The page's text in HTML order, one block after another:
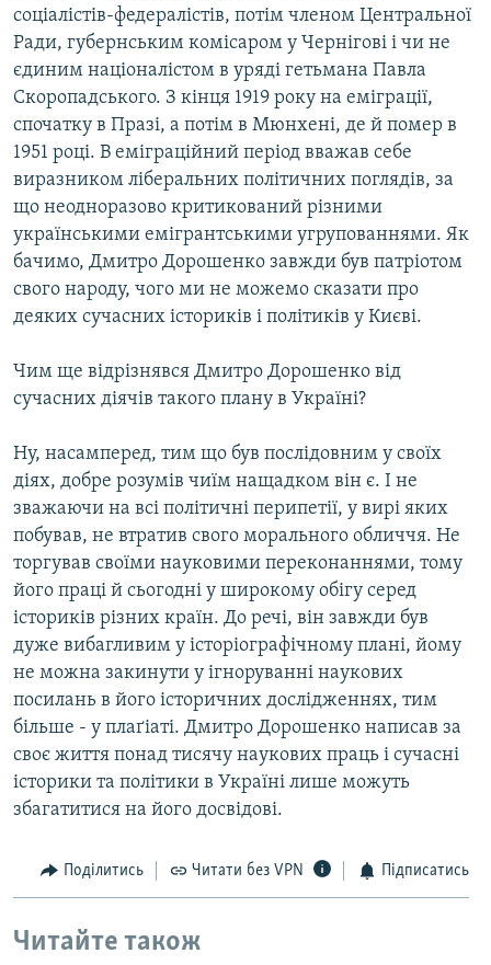
соціалістів-федералістів, потім членом Центральної
Ради, губернським комісаром у Чернігові і чи не
єдиним націоналістом в уряді гетьмана Павла
Скоропадського. З кінця 1919 року на еміграції,
спочатку в Празі, а потім в Мюнхені, де й помер в
1951 році. В еміграційний період вважав себе
виразником ліберальних політичних поглядів, за
що неодноразово критикований різними
українськими емігрантськими угрупованнями. Як
бачимо, Дмитро Дорошенко завжди був патріотом
свого народу, чого ми не можемо сказати про
деяких сучасних істориків і політиків у Києві.
Чим ще відрізнявся Дмитро Дорошенко від
сучасних діячів такого плану в Україні?
Ну, насамперед, тим що був послідовним у своїх
діях, добре розумів чиїм нащадком він є. І не
зважаючи на всі політичні перипетії, у вирі яких
побував, не втратив свого морального обличчя. Не
торгував своїми науковими переконаннями, тому
його праці й сьогодні у широкому обігу серед
істориків різних країн. До речі, він завжди був
дуже вибагливим у історіографічному плані, йому
не можна закинути у ігноруванні наукових
посилань в його історичних дослідженнях, тим
більше - у плаґіаті. Дмитро Дорошенко написав за
своє життя понад тисячу наукових праць і сучасні
історики та політики в Україні лише можуть
збагатитися на його досвідові.
Поділитись Читати без VPN Підписатись
Читайте також